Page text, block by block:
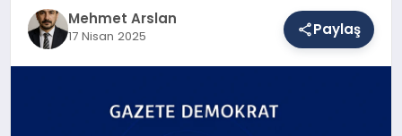
EĞITIM Mehmet Arslan
17 Nisan 2025 Paylaş